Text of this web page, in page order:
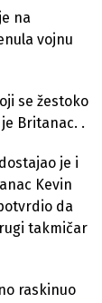
na
vojnu
se žestoko
Britanac. .
je i
Kevin
da
takmičar
raskinuo